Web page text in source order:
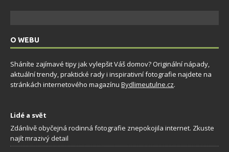
O WEBU
Sháníte zajímavé tipy jak vylepšit Váš domov? Originální nápady,
aktuální trendy, praktické rady i inspirativní fotografie najdete na
stránkách internetového magazínu Bydlimeutulne.cz.
Lidé a svět
Zdánlivě obyčejná rodinná fotografie znepokojila internet. Zkuste
najít mrazivý detail